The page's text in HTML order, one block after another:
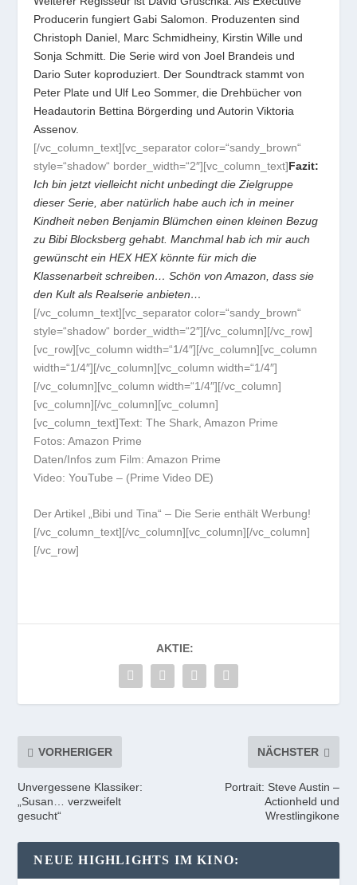
Producerin fungiert Gabi Salomon. Produzenten sind
Christoph Daniel, Marc Schmidheiny, Kirstin Wille und
Sonja Schmitt. Die Serie wird von Joel Brandeis und
Dario Suter koproduziert. Der Soundtrack stammt von
Peter Plate und Ulf Leo Sommer, die Drehbücher von
Headautorin Bettina Börgerding und Autorin Viktoria
Assenov.
[/vc_column_text][vc_separator color=“sandy_brown“
style=“shadow“ border_width=“2″][vc_column_text]Fazit:
Ich bin jetzt vielleicht nicht unbedingt die Zielgruppe
dieser Serie, aber natürlich habe auch ich in meiner
Kindheit neben Benjamin Blümchen einen kleinen Bezug
zu Bibi Blocksberg gehabt. Manchmal hab ich mir auch
gewünscht ein HEX HEX könnte für mich die
Klassenarbeit schreiben… Schön von Amazon, dass sie
den Kult als Realserie anbieten…
[/vc_column_text][vc_separator color=“sandy_brown“
style=“shadow“ border_width=“2″][/vc_column][/vc_row]
[vc_row][vc_column width=“1/4″][/vc_column][vc_column
width=“1/4″][/vc_column][vc_column width=“1/4″]
[/vc_column][vc_column width=“1/4″][/vc_column]
[vc_column][/vc_column][vc_column]
[vc_column_text]Text: The Shark, Amazon Prime
Fotos: Amazon Prime
Daten/Infos zum Film: Amazon Prime
Video: YouTube – (Prime Video DE)
Der Artikel „Bibi und Tina“ – Die Serie enthält Werbung!
[/vc_column_text][/vc_column][vc_column][/vc_column]
[/vc_row]
AKTIE:
VORHERIGER
Unvergessene Klassiker:
„Susan… verzweifelt
gesucht“
NÄCHSTER
Portrait: Steve Austin –
Actionheld und
Wrestlingikone
NEUE HIGHLIGHTS IM KINO: